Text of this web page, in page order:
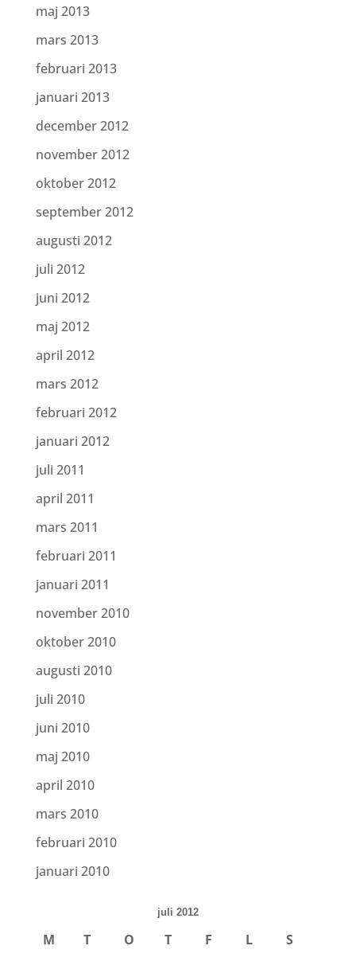
maj 2013
mars 2013
februari 2013
januari 2013
december 2012
november 2012
oktober 2012
september 2012
augusti 2012
juli 2012
juni 2012
maj 2012
april 2012
mars 2012
februari 2012
januari 2012
juli 2011
april 2011
mars 2011
februari 2011
januari 2011
november 2010
oktober 2010
augusti 2010
juli 2010
juni 2010
maj 2010
april 2010
mars 2010
februari 2010
januari 2010
juli 2012
M T O T F L S